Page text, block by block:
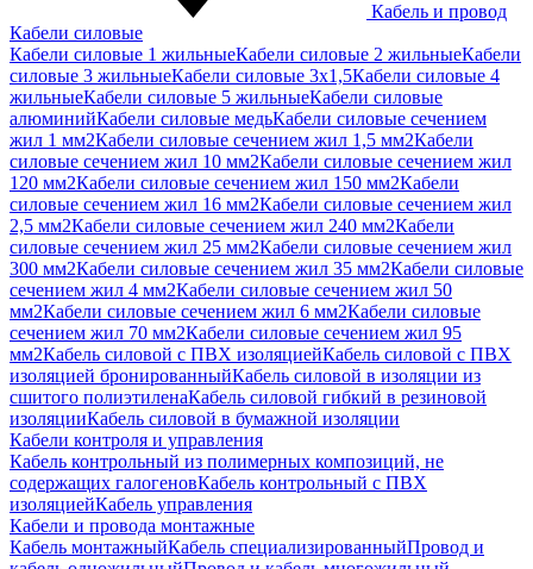
Кабель и провод
Кабели силовые
Кабели силовые 1 жильныеКабели силовые 2 жильныеКабели
силовые 3 жильныеКабели силовые 3х1,5Кабели силовые 4
жильныеКабели силовые 5 жильныеКабели силовые
алюминийКабели силовые медьКабели силовые сечением
жил 1 мм2Кабели силовые сечением жил 1,5 мм2Кабели
силовые сечением жил 10 мм2Кабели силовые сечением жил
120 мм2Кабели силовые сечением жил 150 мм2Кабели
силовые сечением жил 16 мм2Кабели силовые сечением жил
2,5 мм2Кабели силовые сечением жил 240 мм2Кабели
силовые сечением жил 25 мм2Кабели силовые сечением жил
300 мм2Кабели силовые сечением жил 35 мм2Кабели силовые
сечением жил 4 мм2Кабели силовые сечением жил 50
мм2Кабели силовые сечением жил 6 мм2Кабели силовые
сечением жил 70 мм2Кабели силовые сечением жил 95
мм2Кабель силовой с ПВХ изоляциейКабель силовой с ПВХ
изоляцией бронированныйКабель силовой в изоляции из
сшитого полиэтиленаКабель силовой гибкий в резиновой
изоляцииКабель силовой в бумажной изоляции
Кабели контроля и управления
Кабель контрольный из полимерных композиций, не
содержащих галогеновКабель контрольный с ПВХ
изоляциейКабель управления
Кабели и провода монтажные
Кабель монтажныйКабель специализированныйПровод и